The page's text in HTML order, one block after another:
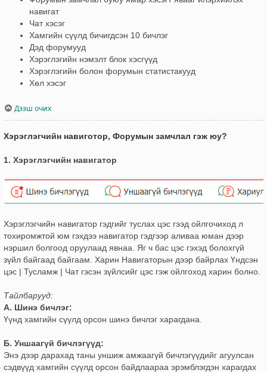
навигат
Чат хэсэг
Хамгийн сүүлд бичигдсэн 10 бичлэг
Дэд форумууд
Хэрэглэгийн нэмэлт блок хэсгүүд
Хэрэглэгийн болон форумын статистакууд
Хөл хэсэг
Дээш очих
Хэрэглэгчийн навиготор, Форумын замчлал гэж юу?
1. Хэрэглэгчийн навигатор
Хэрэглэгчийн навигатор гэдгийг туслах цэс гээд ойлгочиход л
тохиромжтой юм гэхдээ навигатор гэдгээр аливаа юман дээр
нэршил болгоод оруулаад явнаа. Яг ч бас цэс гэхэд болохгүй
зүйл байгаад байгаам. Харин Навигаторын дээр байрлах Үндсэн
цэс | Тусламж | Чат гэсэн зүйлсийг цэс гэж ойлгоход харин болно.
Тайлбарууд:
А. Шинэ бичлэг:
Үүнд хамгийн сүүлд орсон шинэ бичлэг харагдана.
Б. Уншаагүй бичлэгүүд:
Энэ дээр дарахад таны уншиж амжаагүй бичлэгүүдийг агуулсан
сэдвүүд хамгийн сүүлд орсон байдлаараа эрэмблэгдэн харагдах